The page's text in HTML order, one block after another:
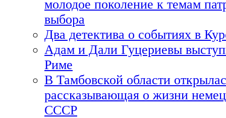
молодое поколение к темам
выбора
Два детектива о событиях в
Адам и Дали Гуцериевы
Риме
В Тамбовской области
рассказывающая о жизни
СССР